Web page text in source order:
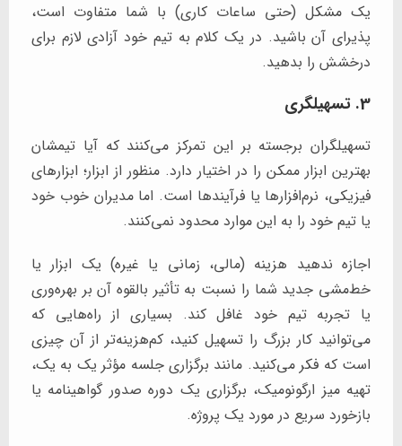
یک مشکل (حتی ساعات کاری) با شما متفاوت است،
پذیرای آن باشید. در یک کلام به تیم خود آزادی لازم برای
درخشش را بدهید.
3. تسهیلگری
تسهیلگران برجسته بر این تمرکز می‌کنند که آیا تیمشان
بهترین ابزار ممکن را در اختیار دارد. منظور از ابزار؛ ابزارهای
فیزیکی، نرم‌افزارها یا فرآیندها است. اما مدیران خوب خود
یا تیم خود را به این موارد محدود نمی‌کنند.
اجازه ندهید هزینه (مالی، زمانی یا غیره) یک ابزار یا
خط‌مشی جدید شما را نسبت به تأثیر بالقوه آن بر بهره‌وری
یا تجربه تیم خود غافل کند. بسیاری از راه‌هایی که
می‌توانید کار بزرگ را تسهیل کنید، کم‌هزینه‌تر از آن چیزی
است که فکر می‌کنید. مانند برگزاری جلسه مؤثر یک به یک،
تهیه میز ارگونومیک، برگزاری یک دوره صدور گواهینامه یا
بازخورد سریع در مورد یک پروژه.